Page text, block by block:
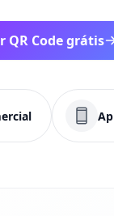
QR Code grátis